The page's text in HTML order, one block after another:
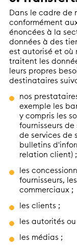
Dans le cadre de
conformément
énoncées à la
données à des
est autorisé et où
traitent les
leurs propres
destinataires
nos
exemple les
y compris les
fournisseurs
de services de
bulletins
relation client) ;
les
fournisseurs,
commerciaux ;
les clients ;
les autorités
les médias ;